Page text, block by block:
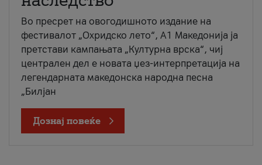
Во пресрет на овогодишното издание на
фестивалот „Охридско лето“, А1 Македонија ја
претстави кампањата „Културна врска“, чиј
централен дел е новата џез-интерпретација на
легендарната македонска народна песна
„Билјан
Дознај повеќе